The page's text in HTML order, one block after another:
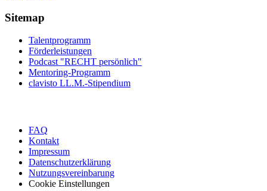
Sitemap
Talentprogramm
Förderleistungen
Podcast "RECHT persönlich"
Mentoring-Programm
clavisto LL.M.-Stipendium
FAQ
Kontakt
Impressum
Datenschutzerklärung
Nutzungsvereinbarung
Cookie Einstellungen